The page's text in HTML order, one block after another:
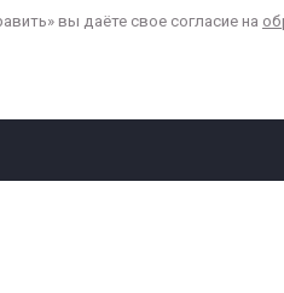
вы даёте свое согласие на